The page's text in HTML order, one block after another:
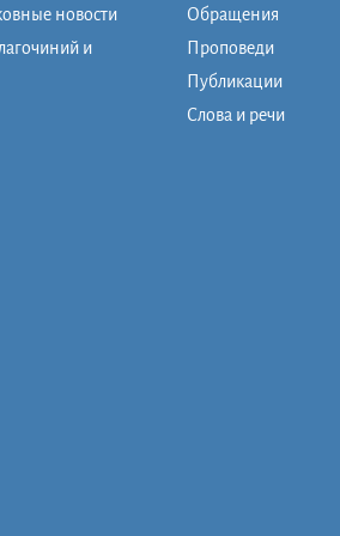
новости
и
Обращения
Проповеди
Публикации
Слова и речи